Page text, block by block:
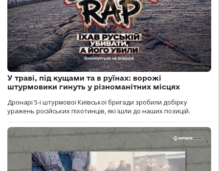
У траві, під кущами та в руїнах: ворожі
штурмовики гинуть у різноманітних місцях
Дронарі 5-ї штурмової Київської бригади зробили добірку
уражень російських піхотинців, які ішли до наших позицій.